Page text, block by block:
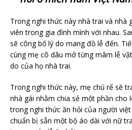
Trong nghi thức này nhà trai và nhà
viên trong gia đình mình với nhau.
sẽ công bố lý do mang đồ lễ đến.
cùng mẹ cô dâu mở từng mâm lễ
do của họ nhà trai.
Trong nghi thức này, mẹ chú rể sẽ
nhà gái nhằm chia sẻ một phần cho
trong nghi thức ăn hỏi của người
chuẩn bị sẵn một bộ áo dài với nữ